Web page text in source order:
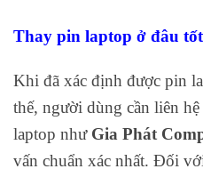
Thay pin laptop ở đâu
Khi đã xác định được pin
thế, người dùng cần liên
laptop như Gia Phát
vấn chuẩn xác nhất. Đối